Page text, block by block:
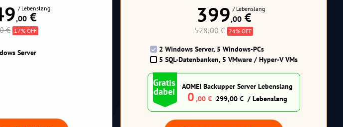
,00 €
/ Lebenslang
€ 17% OFF
Server
399,00 €
/ Lebenslang
528,00 € 24% OFF
2 Windows Server, 5 Windows-PCs
5 SQL-Datenbanken, 5 VMware / Hyper-V VMs
Gratis
dabei AOMEI Backupper Server Lebenslang
0 ,00 € 299,00 € / Lebenslang